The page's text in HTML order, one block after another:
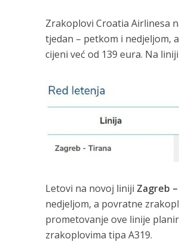
Zrakoplovi Croatia Airlinesa
tjedan – petkom i nedjeljom,
cijeni već od 139 eura. Na
Letovi na novoj liniji Zagreb
nedjeljom, a povratne
prometovanje ove linije
zrakoplovima tipa A319.